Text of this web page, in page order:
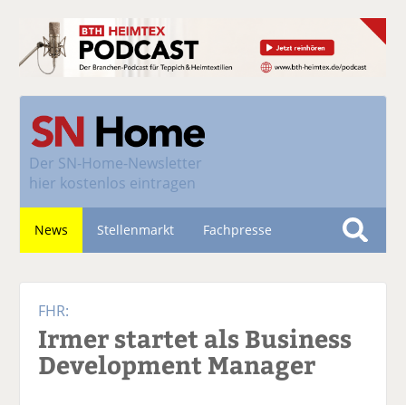
Der SN-Home-Newsletter
hier kostenlos eintragen
News Stellenmarkt Fachpresse
S
e
FHR:
Irmer startet als Business
Development Manager